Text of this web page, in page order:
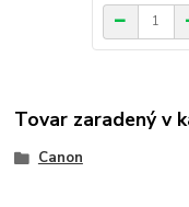
Tovar zaradený v
Canon